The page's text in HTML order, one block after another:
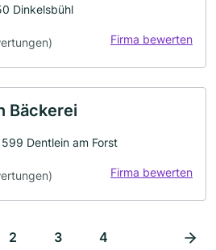
Dinkelsbühl
Firma bewerten
Bäckerei
Dentlein am Forst
Firma bewerten
2 3 4